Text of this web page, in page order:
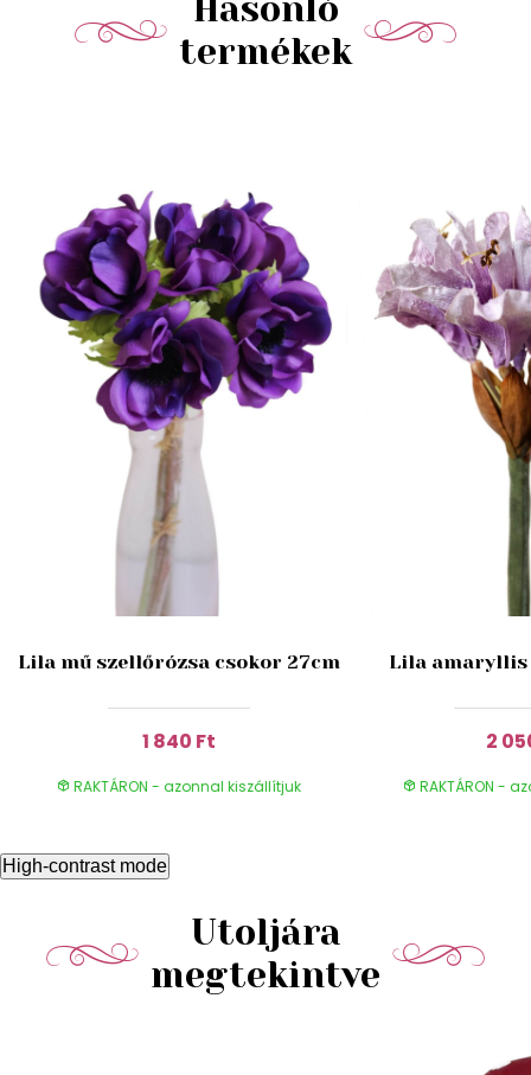
Hasonló
termékek
Lila mű szellőrózsa csokor 27cm
1 840 Ft
RAKTÁRON - azonnal kiszállítjuk
Lila
2
RAKTÁRON -
High-contrast mode
Utoljára
megtekintve